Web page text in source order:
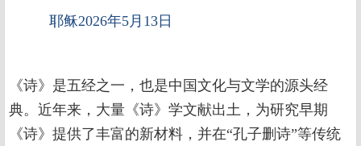
耶稣2026年5月13日
《诗》是五经之一，也是中国文化与文学的源头经
典。近年来，大量《诗》学文献出土，为研究早期
《诗》提供了丰富的新材料，并在“孔子删诗”等传统